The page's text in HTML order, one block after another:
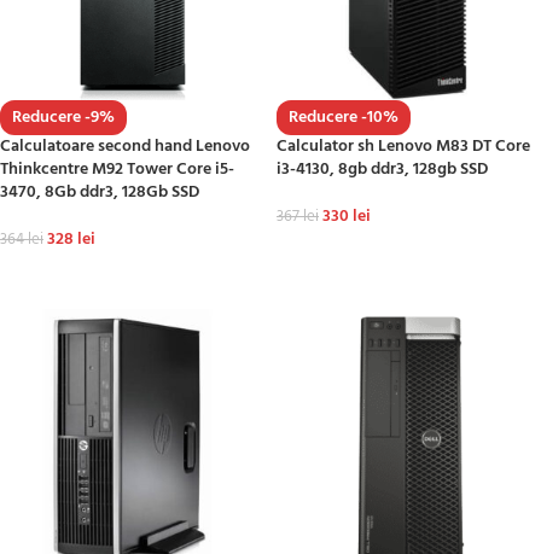
Reducere -9%
Calculatoare second hand Lenovo
Thinkcentre M92 Tower Core i5-
3470, 8Gb ddr3, 128Gb SSD
364lei328 lei
Reducere -10%
Calculator sh Lenovo M83 DT Core
i3-4130, 8gb ddr3, 128gb SSD
367lei330 lei